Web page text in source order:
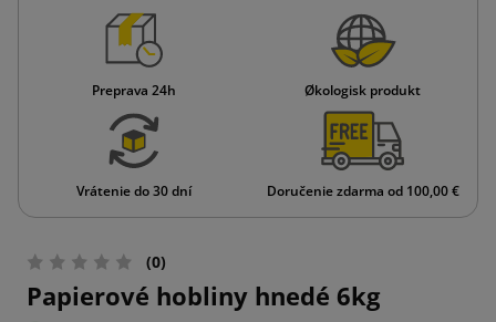
Preprava 24h Økologisk produkt
Vrátenie do 30 dní Doručenie zdarma od 100,00 €
(0)
Papierové hobliny hnedé 6kg